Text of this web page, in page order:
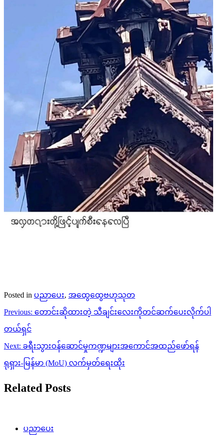
Posted in ပညာပေး, အထွေထွေဗဟုသုတ
Post
navigation
Previous: တောင်းဆိုထားတဲ့ သီချင်းလေးကိုတင်ဆက်ပေးလိုက်ပါ
တယ်ရှင်
Next: ခရီးသွားဝန်ဆောင်မှုကဏ္ဍများအကောင်အထည်ဖော်ရန်
ရုရှား-မြန်မာ (MoU) လက်မှတ်ရေးထိုး
Related Posts
ပညာပေး